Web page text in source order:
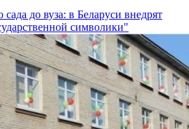
до вуза: в Беларуси внедрят
символики"